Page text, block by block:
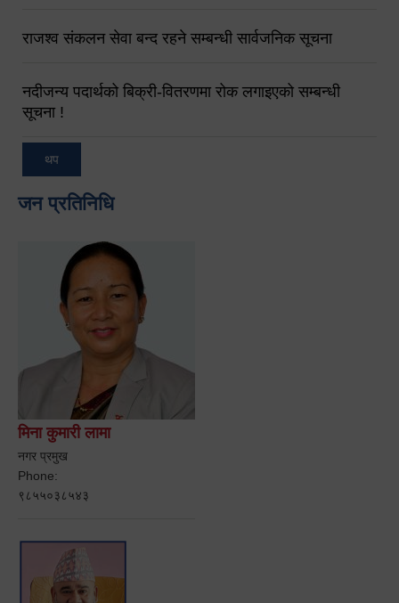
राजश्व संकलन सेवा बन्द रहने सम्बन्धी सार्वजनिक सूचना
नदीजन्य पदार्थको बिक्री-वितरणमा रोक लगाइएको सम्बन्धी
सूचना !
थप
जन प्रतिनिधि
मिना कुमारी लामा
नगर प्रमुख
Phone:
९८५५०३८५४३